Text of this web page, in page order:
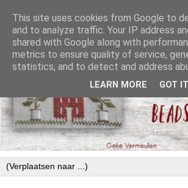
This site uses cookies from Google to
and to analyze traffic. Your IP address
shared with Google along with
metrics to ensure quality of service,
statistics, and to detect and address
LEARN MORE GOT IT